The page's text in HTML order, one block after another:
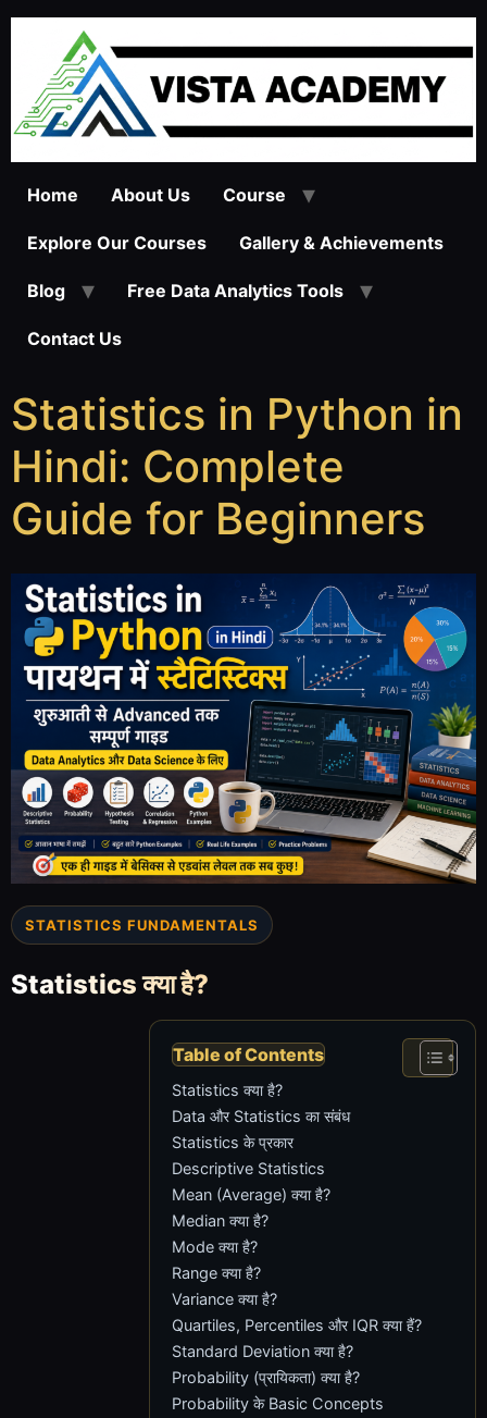
Home About Us Course
Explore Our Courses Gallery & Achievements
Blog Free Data Analytics Tools
Contact Us
Statistics in Python in
Hindi: Complete
Guide for Beginners
STATISTICS FUNDAMENTALS
Statistics क्या है?
Table of Contents
Statistics क्या है?
Data और Statistics का संबंध
Statistics के प्रकार
Descriptive Statistics
Mean (Average) क्या है?
Median क्या है?
Mode क्या है?
Range क्या है?
Variance क्या है?
Quartiles, Percentiles और IQR क्या हैं?
Standard Deviation क्या है?
Probability (प्रायिकता) क्या है?
Probability के Basic Concepts